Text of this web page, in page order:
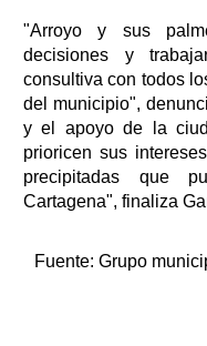
"Arroyo y sus
decisiones y
consultiva con todos
del municipio",
y el apoyo de la
prioricen sus
precipitadas que
Cartagena", finaliza
Fuente: Grupo